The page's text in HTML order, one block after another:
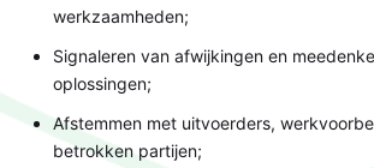
werkzaamheden;
Signaleren van afwijkingen en
oplossingen;
Afstemmen met uitvoerders,
betrokken partijen;